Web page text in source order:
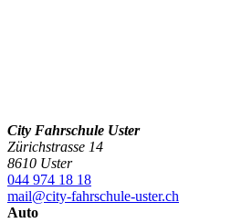
City Fahrschule Uster
Zürichstrasse 14
8610 Uster
044 974 18 18
mail@city-fahrschule-uster.ch
Auto